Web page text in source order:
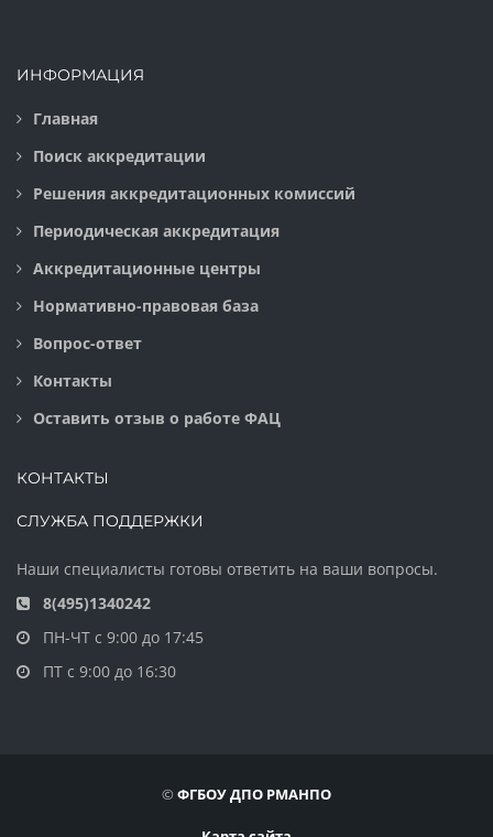
ИНФОРМАЦИЯ
Главная
Поиск аккредитации
Решения аккредитационных комиссий
Периодическая аккредитация
Аккредитационные центры
Нормативно-правовая база
Вопрос-ответ
Контакты
Оставить отзыв о работе ФАЦ
КОНТАКТЫ
СЛУЖБА ПОДДЕРЖКИ
Наши специалисты готовы ответить на ваши вопросы.
8(495)1340242
ПН-ЧТ с 9:00 до 17:45
ПТ с 9:00 до 16:30
©ФГБОУ ДПО РМАНПО